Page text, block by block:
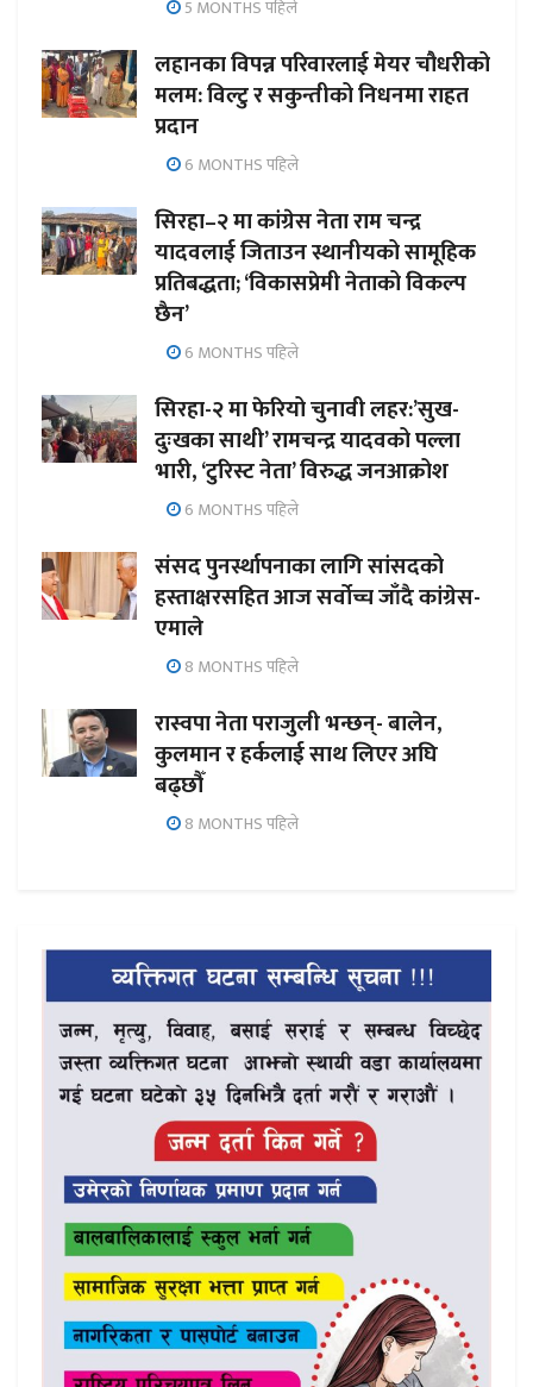
5 MONTHS पहिले
लहानका विपन्न परिवारलाई मेयर चौधरीको
मलम: विल्टु र सकुन्तीको निधनमा राहत
प्रदान
6 MONTHS पहिले
सिरहा–२ मा कांग्रेस नेता राम चन्द्र
यादवलाई जिताउन स्थानीयको सामूहिक
प्रतिबद्धता; ‘विकासप्रेमी नेताको विकल्प
छैन’
6 MONTHS पहिले
सिरहा-२ मा फेरियो चुनावी लहर:’सुख-
दुःखका साथी’ रामचन्द्र यादवको पल्ला
भारी, ‘टुरिस्ट नेता’ विरुद्ध जनआक्रोश
6 MONTHS पहिले
संसद पुनर्स्थापनाका लागि सांसदको
हस्ताक्षरसहित आज सर्वोच्च जाँदै कांग्रेस-
एमाले
8 MONTHS पहिले
रास्वपा नेता पराजुली भन्छन्- बालेन,
कुलमान र हर्कलाई साथ लिएर अघि
बढ्छौँ
8 MONTHS पहिले